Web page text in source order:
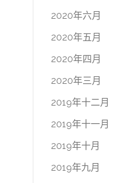
2020年六月
2020年五月
2020年四月
2020年三月
2019年十二月
2019年十一月
2019年十月
2019年九月